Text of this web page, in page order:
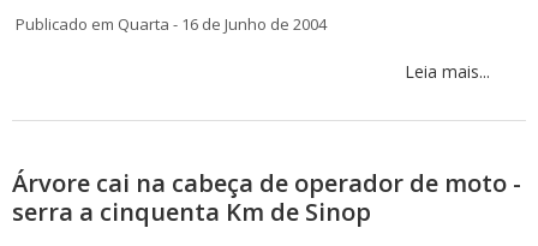
Publicado em Quarta - 16 de Junho de 2004
Leia mais...
Árvore cai na cabeça de operador de moto -
serra a cinquenta Km de Sinop